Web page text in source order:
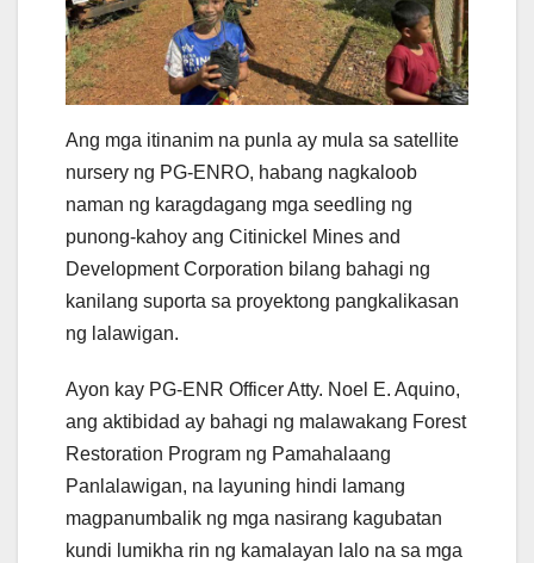
Ang mga itinanim na punla ay mula sa satellite
nursery ng PG-ENRO, habang nagkaloob
naman ng karagdagang mga seedling ng
punong-kahoy ang Citinickel Mines and
Development Corporation bilang bahagi ng
kanilang suporta sa proyektong pangkalikasan
ng lalawigan.
Ayon kay PG-ENR Officer Atty. Noel E. Aquino,
ang aktibidad ay bahagi ng malawakang Forest
Restoration Program ng Pamahalaang
Panlalawigan, na layuning hindi lamang
magpanumbalik ng mga nasirang kagubatan
kundi lumikha rin ng kamalayan lalo na sa mga